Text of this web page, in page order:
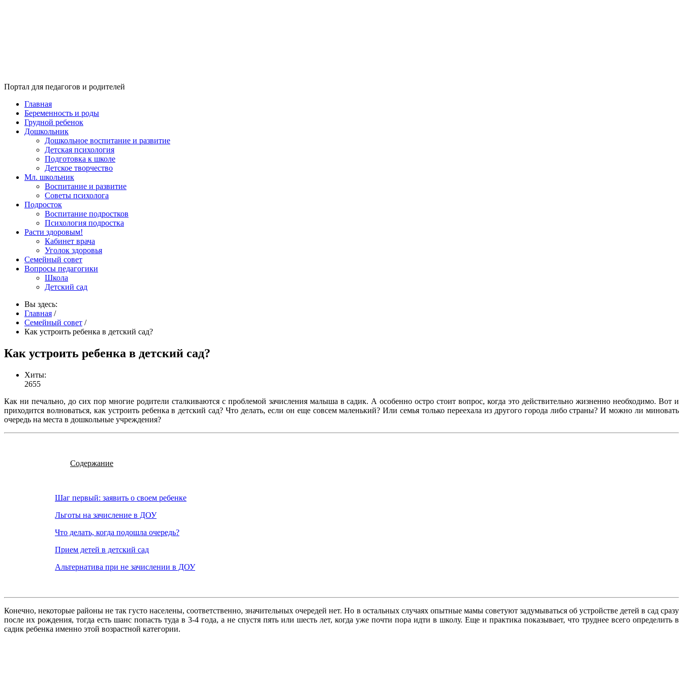
Портал для педагогов и родителей
Главная
Беременность и роды
Грудной ребенок
Дошкольник
Дошкольное воспитание и развитие
Детская психология
Подготовка к школе
Детское творчество
Мл. школьник
Воспитание и развитие
Советы психолога
Подросток
Воспитание подростков
Психология подростка
Расти здоровым!
Кабинет врача
Уголок здоровья
Семейный совет
Вопросы педагогики
Школа
Детский сад
Вы здесь:
Главная /
Семейный совет /
Как устроить ребенка в детский сад?
Как устроить ребенка в детский сад?
Хиты:
2655
Как ни печально, до сих пор многие родители сталкиваются с проблемой зачисления малыша в садик. А особенно остро стоит вопрос, когда это действительно жизненно необходимо. Вот и
приходится волноваться, как устроить ребенка в детский сад? Что делать, если он еще совсем маленький? Или семья только переехала из другого города либо страны? И можно ли миновать
очередь на места в дошкольные учреждения?
Содержание
Шаг первый: заявить о своем ребенке
Льготы на зачисление в ДОУ
Что делать, когда подошла очередь?
Прием детей в детский сад
Альтернатива при не зачислении в ДОУ
Конечно, некоторые районы не так густо населены, соответственно, значительных очередей нет. Но в остальных случаях опытные мамы советуют задумываться об устройстве детей в сад сразу
после их рождения, тогда есть шанс попасть туда в 3-4 года, а не спустя пять или шесть лет, когда уже почти пора идти в школу. Еще и практика показывает, что труднее всего определить в
садик ребенка именно этой возрастной категории.